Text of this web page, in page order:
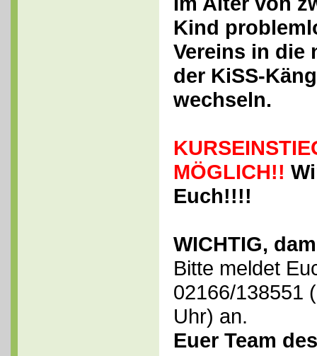
Kind
Vereins in die
der KiSS-
wechseln.
MÖGLICH!!
Euch!!!!
WICHTIG,
Bitte meldet
02166/138551
Uhr) an.
Euer Team